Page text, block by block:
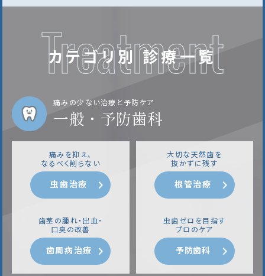
Treatment
カテゴリ別 診療一覧
痛みの少ない治療と予防ケア
一般・予防歯科
痛みを抑え、
なるべく削らない
虫歯治療
大切な天然歯を
抜かずに残す
根管治療
歯茎の腫れ・出血・
口臭の改善
歯周病治療
虫歯ゼロを目指す
プロのケア
予防歯科